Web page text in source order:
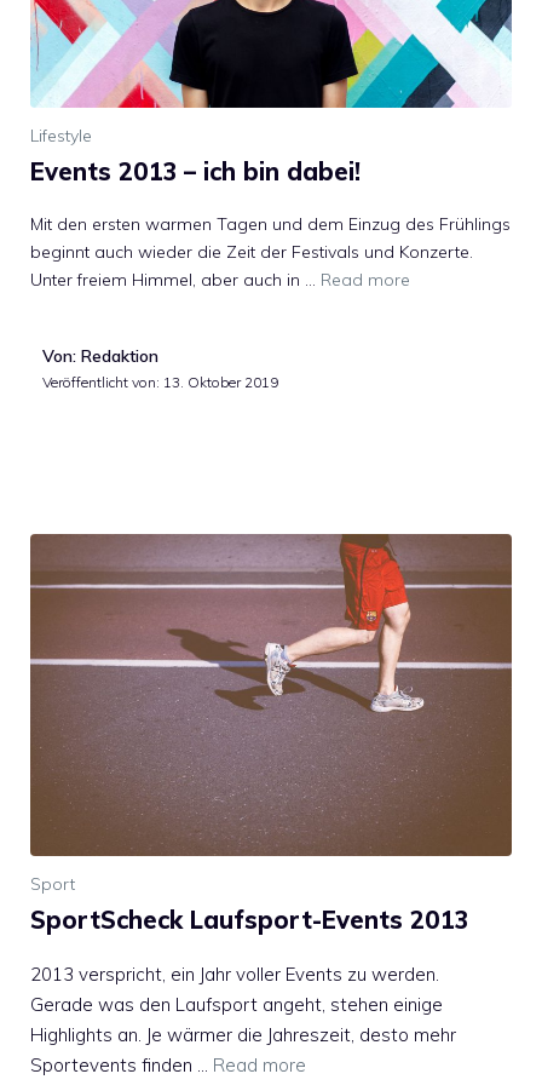
Lifestyle
Events 2013 – ich bin dabei!
Mit den ersten warmen Tagen und dem Einzug des Frühlings
beginnt auch wieder die Zeit der Festivals und Konzerte.
Unter freiem Himmel, aber auch in … Read more
Von: Redaktion
Veröffentlicht von: 13. Oktober 2019
Sport
SportScheck Laufsport-Events 2013
2013 verspricht, ein Jahr voller Events zu werden.
Gerade was den Laufsport angeht, stehen einige
Highlights an. Je wärmer die Jahreszeit, desto mehr
Sportevents finden … Read more